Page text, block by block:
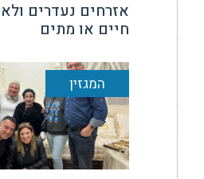
אזרחים נעדרים
חיים או מתים
המגזין